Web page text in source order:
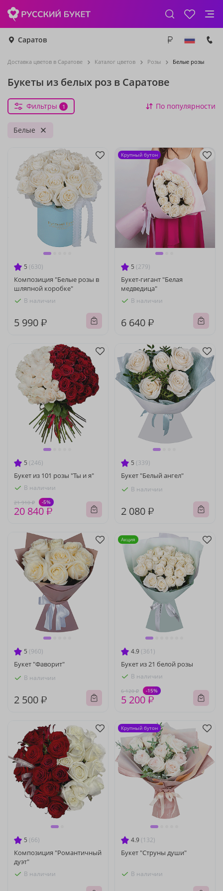
Саратов
Доставка цветов в Саратове Каталог цветов Розы Белые розы
Букеты из белых роз в Саратове
Фильтры 1 По популярности
Белые
5 (630)
Композиция "Белые розы в
шляпной коробке"
В наличии
5 990 ₽
5 (279)
Букет-гигант "Белая
медведица"
В наличии
6 640 ₽
Крупный бутон
5 (246)
Букет из 101 розы "Ты и я"
В наличии
21 910 ₽ -5%
20 840 ₽
5 (339)
Букет "Белый ангел"
В наличии
2 080 ₽
5 (960)
Букет "Фаворит"
В наличии
2 500 ₽
4.9 (361)
Букет из 21 белой розы
В наличии
6 120 ₽ -15%
5 200 ₽
Акция
5 (66)
Композиция "Романтичный
дуэт"
В наличии
4.9 (132)
Букет "Струны души"
В наличии
Крупный бутон